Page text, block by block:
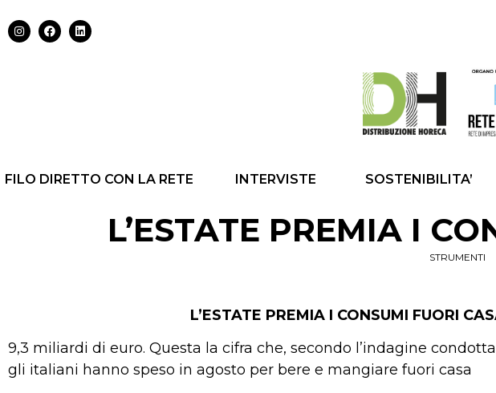
FILO DIRETTO CON LA RETE INTERVISTE SOSTENIBILITA’
L’ESTATE PREMIA I
STRUMENTI
L’ESTATE PREMIA I CONSUMI FUORI
9,3 miliardi di euro. Questa la cifra che, secondo l’indagine
gli italiani hanno speso in agosto per bere e mangiare fuori casa